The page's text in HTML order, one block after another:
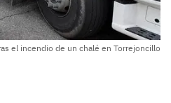
el incendio de un chalé en Torrejoncillo